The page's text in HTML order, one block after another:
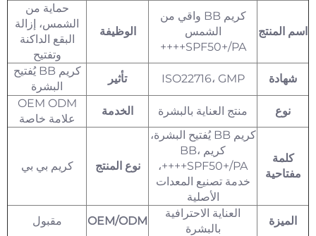
اسم المنتج
كريم BB واقي من
الشمس
SPF50+/PA++++
الوظيفة
حماية من
الشمس، إزالة
البقع الداكنة
وتفتيح
شهادة
ISO22716، GMP تأثير
كريم BB يُفتيح
البشرة
نوع
منتج العناية بالبشرة الخدمة
OEM ODM
علامة خاصة
كلمة
مفتاحية
كريم BB يُفتيح البشرة،
كريم BB،
SPF50+/PA++++،
خدمة تصنيع المعدات
الأصلية
نوع المنتج كريم بي بي
الميزة
العناية الاحترافية
بالبشرة
OEM/ODM مقبول